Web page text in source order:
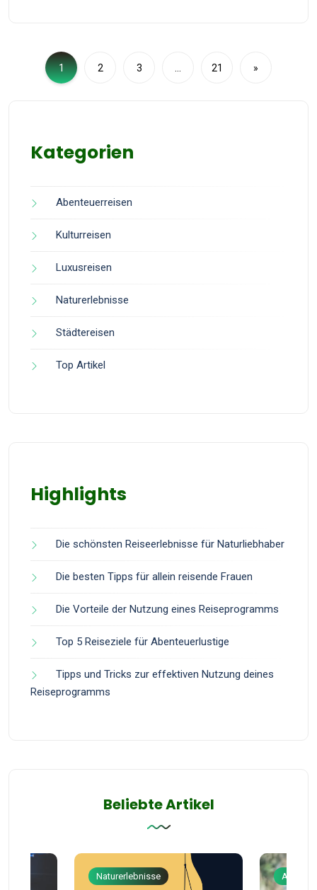
1 2 3 21 »
Kategorien
Abenteuerreisen
Kulturreisen
Luxusreisen
Naturerlebnisse
Städtereisen
Top Artikel
Highlights
Die schönsten Reiseerlebnisse für Naturliebhaber
Die besten Tipps für allein reisende Frauen
Die Vorteile der Nutzung eines Reiseprogramms
Top 5 Reiseziele für Abenteuerlustige
Tipps und Tricks zur effektiven Nutzung deines
Reiseprogramms
Beliebte Artikel
Naturerlebnisse